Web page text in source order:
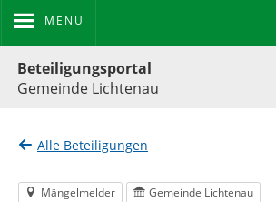
MENÜ
Beteiligungsportal
Gemeinde Lichtenau
Alle Beteiligungen
Mängelmelder
Gemeinde Lichtenau